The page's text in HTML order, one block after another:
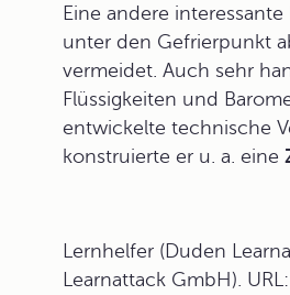
Eine andere interessante
unter den Gefrierpunkt
vermeidet. Auch sehr
Flüssigkeiten und
entwickelte technische
konstruierte er u. a. eine
Lernhelfer (Duden
Learnattack GmbH).